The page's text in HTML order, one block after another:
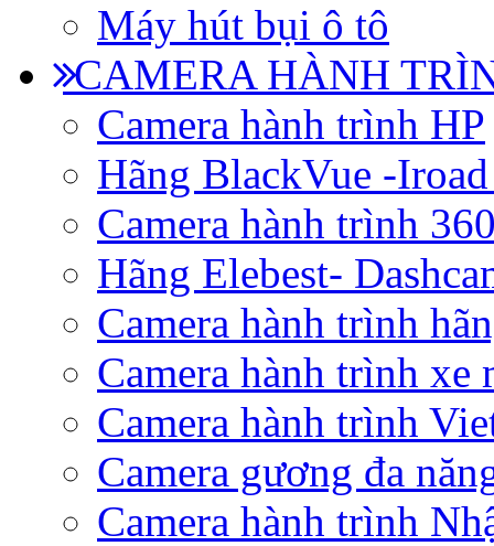
Máy hút bụi ô tô
CAMERA HÀNH
Camera hành trình HP
Hãng BlackVue -
Camera hành trình
Hãng Elebest-
Camera hành trình
Camera hành trình xe
Camera hành trình
Camera gương đa
Camera hành trình